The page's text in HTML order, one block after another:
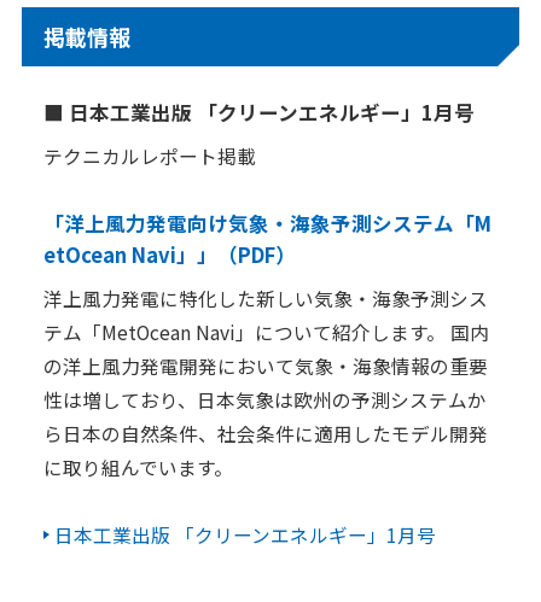
2020年
企業情報
メッセージ
日本気象の歴史
環境・サステナビリティ
情報セキュリティ
スカイスポーツ支援
技術情報
採用情報
掲載情報
■ 日本工業出版 「クリーンエネルギー」1月号
テクニカルレポート掲載
「洋上風力発電向け気象・海象予測システム「M
etOcean Navi」」（PDF）
洋上風力発電に特化した新しい気象・海象予測シス
テム「MetOcean Navi」について紹介します。 国内
の洋上風力発電開発において気象・海象情報の重要
性は増しており、日本気象は欧州の予測システムか
ら日本の自然条件、社会条件に適用したモデル開発
に取り組んでいます。
日本工業出版 「クリーンエネルギー」1月号